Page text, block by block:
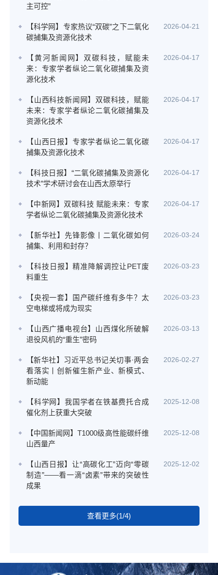
主可控”
【科学网】专家热议“双碳”之下二氧化
碳捕集及资源化技术
2026-04-21
【黄河新闻网】双碳科技，赋能未
来：专家学者纵论二氧化碳捕集及资
源化技术
2026-04-17
【山西科技新闻网】双碳科技，赋能
未来：专家学者纵论二氧化碳捕集及
资源化技术
2026-04-17
【山西日报】专家学者纵论二氧化碳
捕集及资源化技术
2026-04-17
【科技日报】“二氧化碳捕集及资源化
技术”学术研讨会在山西太原举行
2026-04-17
【中新网】双碳科技 赋能未来：专家
学者纵论二氧化碳捕集及资源化技术
2026-04-17
【新华社】先锋影像丨二氧化碳如何
捕集、利用和封存？
2026-03-24
【科技日报】精准降解调控让PET废
料重生
2026-03-23
【央视一套】国产碳纤维有多牛？太
空电梯或将成为现实
2026-03-23
【山西广播电视台】山西煤化所破解
退役风机的“重生”密码
2026-03-13
【新华社】习近平总书记关切事·两会
看落实丨创新催生新产业、新模式、
新动能
2026-02-27
【科学网】我国学者在铁基费托合成
催化剂上获重大突破
2025-12-08
【中国新闻网】T1000级高性能碳纤维
山西量产
2025-12-08
【山西日报】让“高碳化工”迈向“零碳
制造”——看一滴“卤素”带来的突破性
成果
2025-12-02
查看更多(1/4)